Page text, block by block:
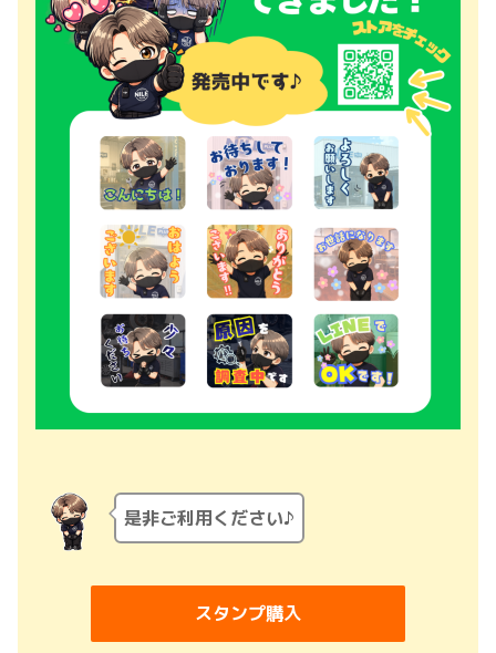
是非ご利用ください♪
スタンプ購入